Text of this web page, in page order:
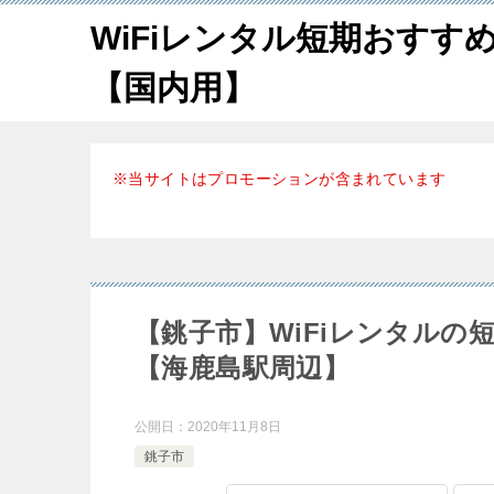
WiFiレンタル短期おすす
【国内用】
※当サイトはプロモーションが含まれています
【銚子市】WiFiレンタルの
【海鹿島駅周辺】
公開日： 2020年11月8日
銚子市